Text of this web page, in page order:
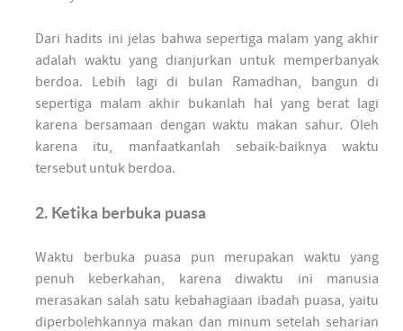
Dari hadits ini jelas bahwa sepertiga malam yang akhir
adalah waktu yang dianjurkan untuk memperbanyak
berdoa. Lebih lagi di bulan Ramadhan, bangun di
sepertiga malam akhir bukanlah hal yang berat lagi
karena bersamaan dengan waktu makan sahur. Oleh
karena itu, manfaatkanlah sebaik-baiknya waktu
tersebut untuk berdoa.
2. Ketika berbuka puasa
Waktu berbuka puasa pun merupakan waktu yang
penuh keberkahan, karena diwaktu ini manusia
merasakan salah satu kebahagiaan ibadah puasa, yaitu
diperbolehkannya makan dan minum setelah seharian